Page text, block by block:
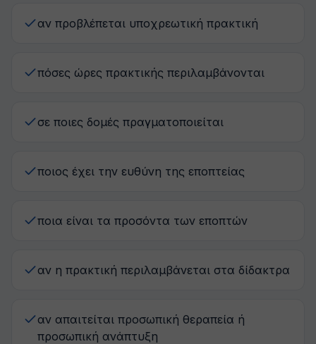
αν προβλέπεται υποχρεωτική πρακτική
πόσες ώρες πρακτικής περιλαμβάνονται
σε ποιες δομές πραγματοποιείται
ποιος έχει την ευθύνη της εποπτείας
ποια είναι τα προσόντα των εποπτών
αν η πρακτική περιλαμβάνεται στα δίδακτρα
αν απαιτείται προσωπική θεραπεία ή
προσωπική ανάπτυξη